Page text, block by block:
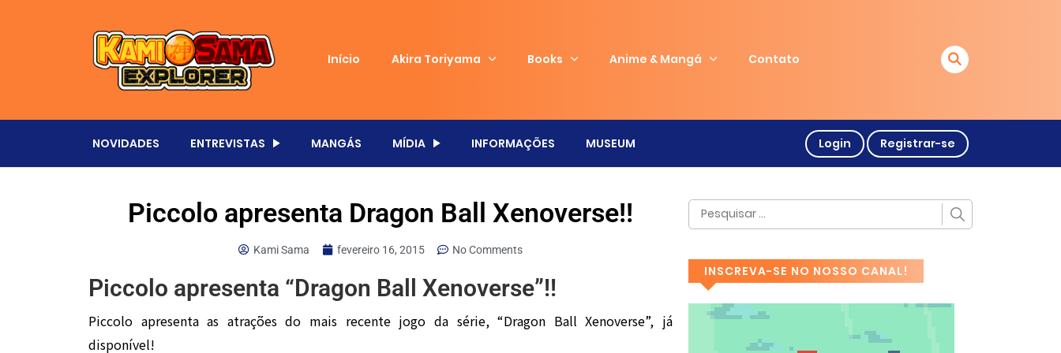
Início Akira Toriyama Books Anime & Mangá Contato
NOVIDADES ENTREVISTAS MANGÁS MÍDIA INFORMAÇÕES MUSEUM Login Registrar-se
Piccolo apresenta Dragon Ball Xenoverse!!
Kami Sama fevereiro 16, 2015 No Comments
Piccolo apresenta “Dragon Ball Xenoverse”!!
Piccolo apresenta as atrações do mais recente jogo da série, “Dragon Ball Xenoverse”, já
disponível!
INSCREVA-SE NO NOSSO CANAL!